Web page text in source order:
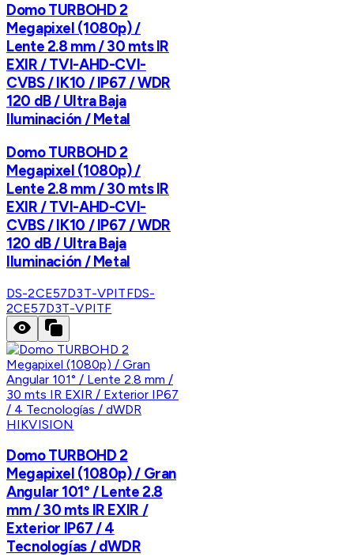
Domo TURBOHD 2
Megapixel (1080p) /
Lente 2.8 mm / 30 mts IR
EXIR / TVI-AHD-CVI-
CVBS / IK10 / IP67 / WDR
120 dB / Ultra Baja
Iluminación / Metal
Domo TURBOHD 2
Megapixel (1080p) /
Lente 2.8 mm / 30 mts IR
EXIR / TVI-AHD-CVI-
CVBS / IK10 / IP67 / WDR
120 dB / Ultra Baja
Iluminación / Metal
DS-2CE57D3T-VPITFDS-
2CE57D3T-VPITF
HIKVISION
Domo TURBOHD 2
Megapixel (1080p) / Gran
Angular 101° / Lente 2.8
mm / 30 mts IR EXIR /
Exterior IP67 / 4
Tecnologías / dWDR